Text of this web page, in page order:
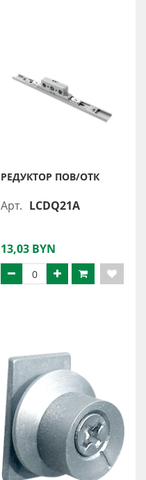
РЕДУКТОР ПОВ/ОТК
Арт. LCDQ21A
13,03 BYN